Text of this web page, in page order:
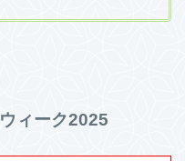
ィーク2025